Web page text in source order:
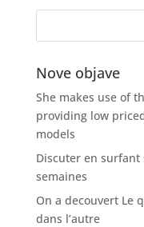
Nove objave
She makes use of
providing low
models
Discuter en surfant
semaines
On a decouvert Le
dans l’autre